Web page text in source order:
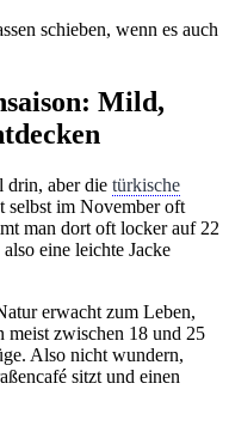
schieben, wenn es auch
Mild,
drin, aber die türkische
selbst im November oft
man dort oft locker auf 22
eine leichte Jacke
erwacht zum Leben,
meist zwischen 18 und 25
Also nicht wundern,
sitzt und einen